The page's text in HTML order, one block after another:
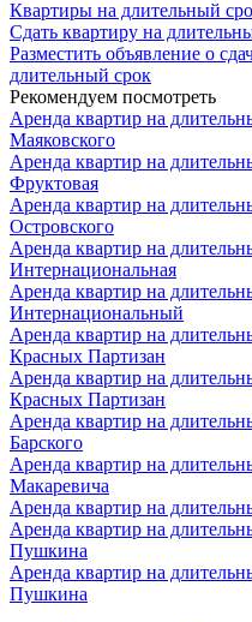
Квартиры на длительный
Сдать квартиру на
Разместить объявление о
длительный срок
Рекомендуем посмотреть
Аренда квартир на
Маяковского
Аренда квартир на
Фруктовая
Аренда квартир на
Островского
Аренда квартир на
Интернациональная
Аренда квартир на
Интернациональный
Аренда квартир на
Красных Партизан
Аренда квартир на
Красных Партизан
Аренда квартир на
Барского
Аренда квартир на
Макаревича
Аренда квартир на
Аренда квартир на
Пушкина
Аренда квартир на
Пушкина